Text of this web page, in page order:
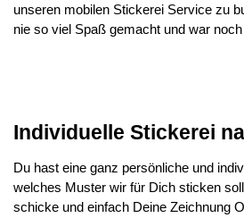
unseren mobilen Stickerei Service zu
nie so viel Spaß gemacht und war
Individuelle Stickerei
Du hast eine ganz persönliche und
welches Muster wir für Dich sticken
schicke und einfach Deine Zeichnung